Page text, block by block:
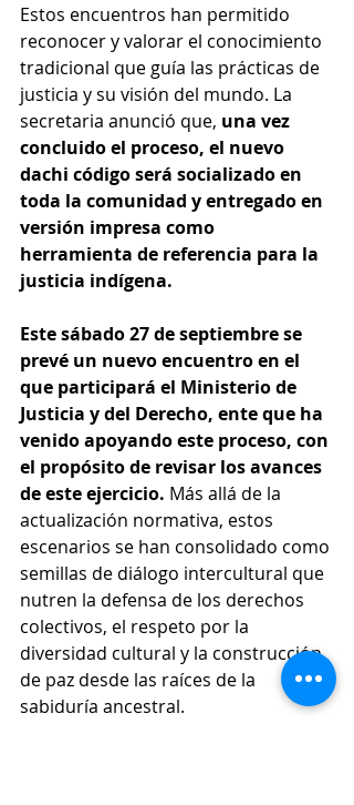
Estos encuentros han permitido
reconocer y valorar el conocimiento
tradicional que guía las prácticas de
justicia y su visión del mundo. La
secretaria anunció que, una vez
concluido el proceso, el nuevo
dachi código será socializado en
toda la comunidad y entregado en
versión impresa como
herramienta de referencia para la
justicia indígena.
Este sábado 27 de septiembre se
prevé un nuevo encuentro en el
que participará el Ministerio de
Justicia y del Derecho, ente que ha
venido apoyando este proceso, con
el propósito de revisar los avances
de este ejercicio. Más allá de la
actualización normativa, estos
escenarios se han consolidado como
semillas de diálogo intercultural que
nutren la defensa de los derechos
colectivos, el respeto por la
diversidad cultural y la construcción
de paz desde las raíces de la
sabiduría ancestral.